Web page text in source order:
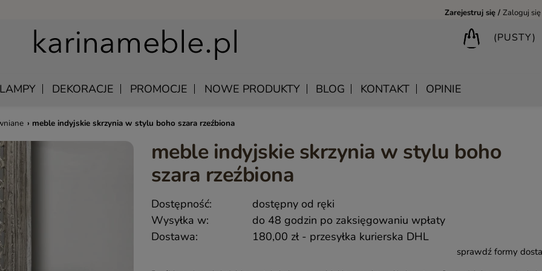
Zarejestruj się Zaloguj się
(PUSTY)
ŁÓŻKA DREWNIANE
SZAFKI NOCNE DREWNIANE
SZAFY DREWNIANE
BIURKA DREWNIANE
BIBLIOTECZKI DREWNIANE
LUSTRA DREWNIANE
MANGO – MEBLE Z LITEGO DREWNA NATURALNE
MEBLE Z PALISANDRU INDYJSKIEGO
MEBLE INDYJSKIE Z AKACJI
QUEEN – KLASYCZNE MEBLE DREWNIANE
MEBLE RUSTYKALNE DREWNIANE
SHANTI – DREWNIANE MEBLE RZEŹBIONE
MEBLE BOHO SKANDYNAWSKIE – DREWNIANE
MONSOON – MEBLE RZEŹBIONE BOHO NOWOCZESNE
SAHARA – MEBLE VINTAGE LOFT
SAFFRON – MEBLE INDYJSKIE I ORIENTALNE
LAMPY DEKORACJE PROMOCJE NOWE PRODUKTY BLOG KONTAKT OPINIE
› meble indyjskie skrzynia w stylu boho szara rzeźbiona
meble indyjskie skrzynia w stylu boho
szara rzeźbiona
Dostępność:
dostępny od ręki
Wysyłka w:
do 48 godzin po zaksięgowaniu wpłaty
Dostawa:
180,00 zł - przesyłka kurierska DHL
sprawdź formy